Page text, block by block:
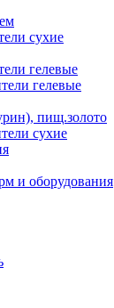
сухие
гелевые
гелевые
пищ.золото
сухие
и оборудования